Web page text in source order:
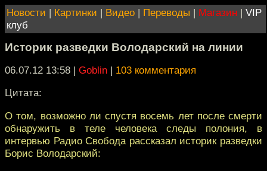
Новости | Картинки | Видео | Переводы | Магазин | VIP
клуб
Историк разведки Володарский на линии
06.07.12 13:58 | Goblin | 103 комментария
Цитата:
О том, возможно ли спустя восемь лет после смерти
обнаружить в теле человека следы полония, в
интервью Радио Свобода рассказал историк разведки
Борис Володарский: